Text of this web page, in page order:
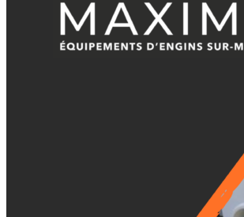
Kit Cangini Benne (MBI)
Attache Rapide Coupleur Mécanique 2 Axes
Kit Oreilles 2 Axes
Kit Engcon
Kit Martin
Kit Klac
Attache Rapide - Coupleur Morin